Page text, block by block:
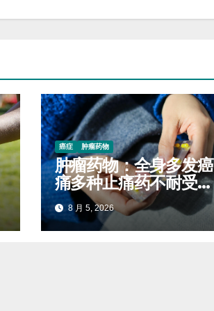
癌症 肿瘤药物
肿瘤药物：全身多发癌
痛多种止痛药不耐受，
阿魏化痞膏外用减少口
服药量的实操案例
8 月 5, 2026